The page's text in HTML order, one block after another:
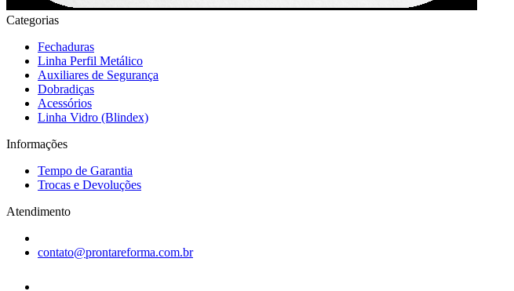
Categorias
Fechaduras
Linha Perfil Metálico
Auxiliares de Segurança
Dobradiças
Acessórios
Linha Vidro (Blindex)
Informações
Tempo de Garantia
Trocas e Devoluções
Atendimento
contato@prontareforma.com.br